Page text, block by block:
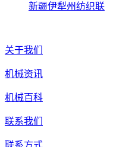
新疆伊犁州纺织联
关于我们
机械资讯
机械百科
联系我们
联系方式